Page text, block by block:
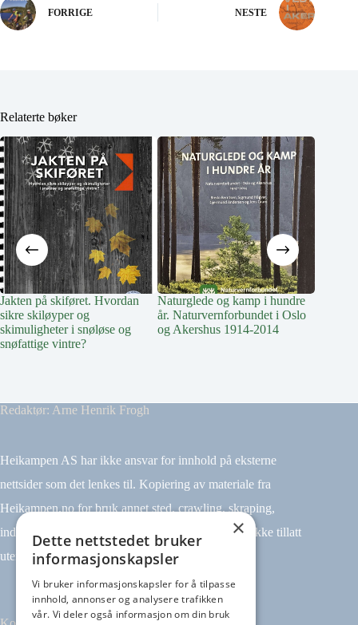
FORRIGE NESTE
Relaterte bøker
Jakten på skiføret. Hvordan
sikre skiløyper og
skimuligheter i snøløse og
snøfattige vintre?
Naturglede og kamp i hundre
år. Naturvernforbundet i Oslo
og Akershus 1914-2014
Redaktør: Arne Henrik Frogh
Heikampen AS har ikke ansvar for innhold på eksterne
nettsider som det lenkes til. Kopiering av materiale fra
Heikampen.no for bruk annet sted, crawling, skraping,
indeksering (for eksempel tekst og datamining) er ikke tillatt
uten avtale.
×
Dette nettstedet bruker
informasjonskapsler
Vi bruker informasjonskapsler for å tilpasse
innhold, annonser og analysere trafikken
vår. Vi deler også informasjon om din bruk